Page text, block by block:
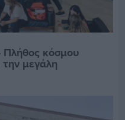
Πλήθος κόσμου
μεγάλη